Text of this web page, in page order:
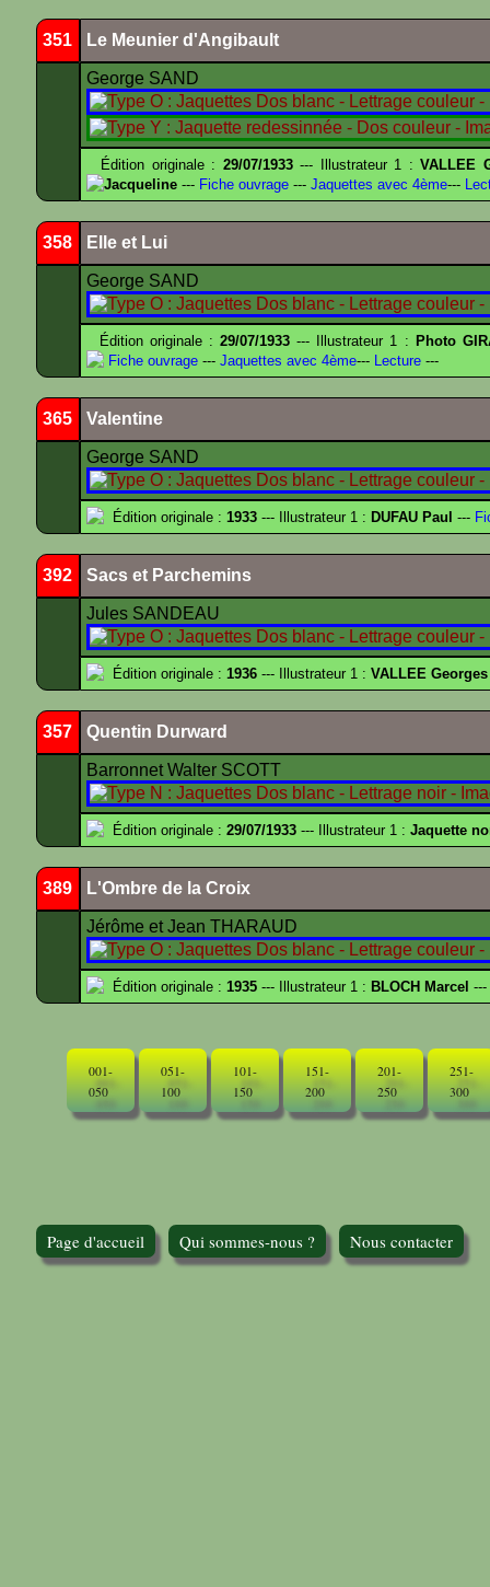
351 Le Meunier d'Angibault
George SAND
Édition originale : 29/07/1933--- Illustrateur 1 :VALLEE
Jacqueline --- Fiche ouvrage --- Jaquettes avec 4ème---
358 Elle et Lui
George SAND
Édition originale :29/07/1933 --- Illustrateur 1 : Photo
Fiche ouvrage --- Jaquettes avec 4ème--- Lecture ---
365 Valentine
George SAND
Édition originale : 1933 --- Illustrateur 1 : DUFAU Paul ---
392 Sacs et Parchemins
Jules SANDEAU
Édition originale : 1936 --- Illustrateur 1 : VALLEE Georges
357 Quentin Durward
Barronnet Walter SCOTT
Édition originale : 29/07/1933 --- Illustrateur 1 : Jaquette
389 L'Ombre de la Croix
Jérôme et Jean THARAUD
Édition originale : 1935 --- Illustrateur 1 : BLOCH Marcel ---
001-
050
051-
100
101-
150
151-
200
201-
250
251-
300
Page d'accueil Qui sommes-nous ? Nous contacter